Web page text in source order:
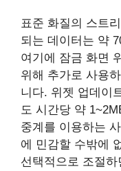
표준 화질의 스트
되는 데이터는 약
여기에 잠금 화면
위해 추가로 사용
니다. 위젯 업데이
도 시간당 약
중계를 이용하는
에 민감할 수밖에
선택적으로 조절